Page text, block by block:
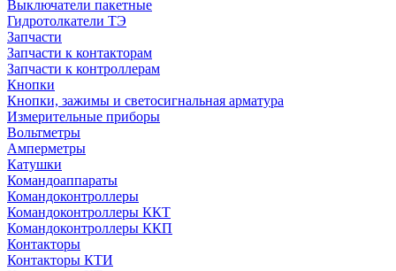
Выключатели пакетные
Гидротолкатели ТЭ
Запчасти
Запчасти к контакторам
Запчасти к контроллерам
Кнопки
Кнопки, зажимы и светосигнальная арматура
Измерительные приборы
Вольтметры
Амперметры
Катушки
Командоаппараты
Командоконтроллеры
Командоконтроллеры ККТ
Командоконтроллеры ККП
Контакторы
Контакторы КТИ